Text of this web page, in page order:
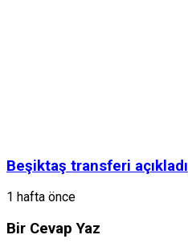
Beşiktaş transferi açıkladı
1 hafta önce
Bir Cevap Yaz